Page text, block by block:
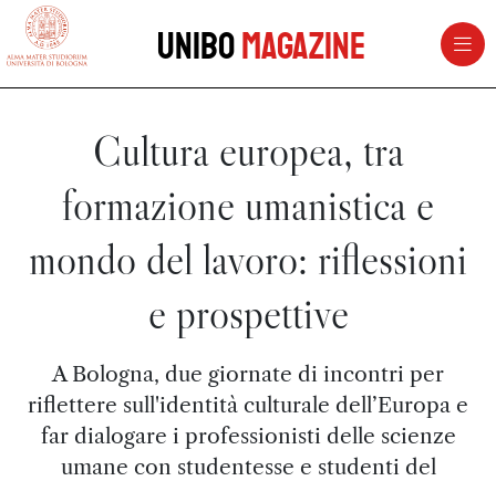
vai al contenuto della pagina
UniboMagazine
Cultura europea, tra
formazione umanistica e
mondo del lavoro: riflessioni
e prospettive
A Bologna, due giornate di incontri per
riflettere sull'identità culturale dell’Europa e
far dialogare i professionisti delle scienze
umane con studentesse e studenti del